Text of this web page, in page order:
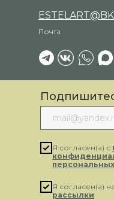
Почта
рассылку
Я согласен(а) с
Я согласен(а)
рассылки